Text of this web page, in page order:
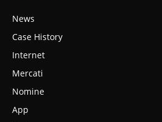
News
Case History
Internet
Mercati
Nomine
App